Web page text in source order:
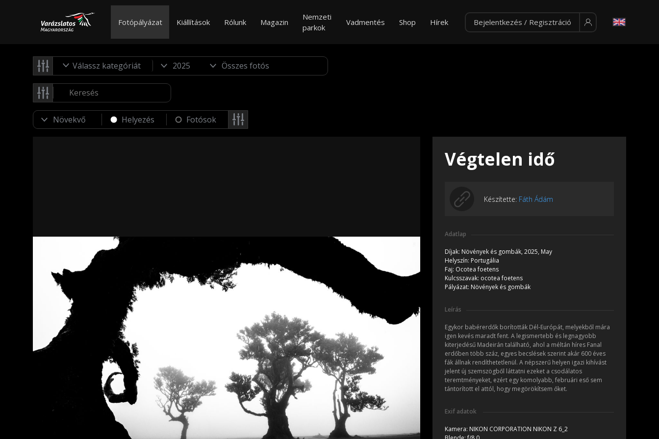
Fotópályázat Kiállítások Rólunk Magazin
Nemzeti
parkok
Vadmentés Shop Hírek Bejelentkezés / Regisztráció
Válassz kategóriát
Helyezés Fotósok
Végtelen idő
Készítette: Fáth Ádám
Adatlap
Díjak: Növények és gombák, 2025, May
Helyszín: Portugália
Faj: Ocotea foetens
Kulcsszavak: ocotea foetens
Pályázat: Növények és gombák
Leírás
Egykor babérerdők borították Dél-Európát, melyekből mára
igen kevés maradt fent. A legismertebb és legnagyobb
kiterjedésű Madeirán található, ahol a méltán híres Fanal
erdőben több száz, egyes becslések szerint akár 600 éves
fák állnak rendíthetetlenül. A népszerű helyen igazi kihívást
jelent új szemszögből láttatni ezeket a csodálatos
teremtményeket, ezért egy komolyabb, februári eső sem
tántorított el attól, hogy megörökítsem őket.
Exif adatok
Kamera: NIKON CORPORATION NIKON Z 6_2